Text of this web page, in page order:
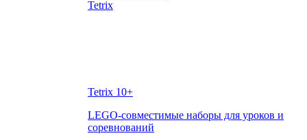
Tetrix 10+
LEGO-совместимые наборы для уроков и
соревнований